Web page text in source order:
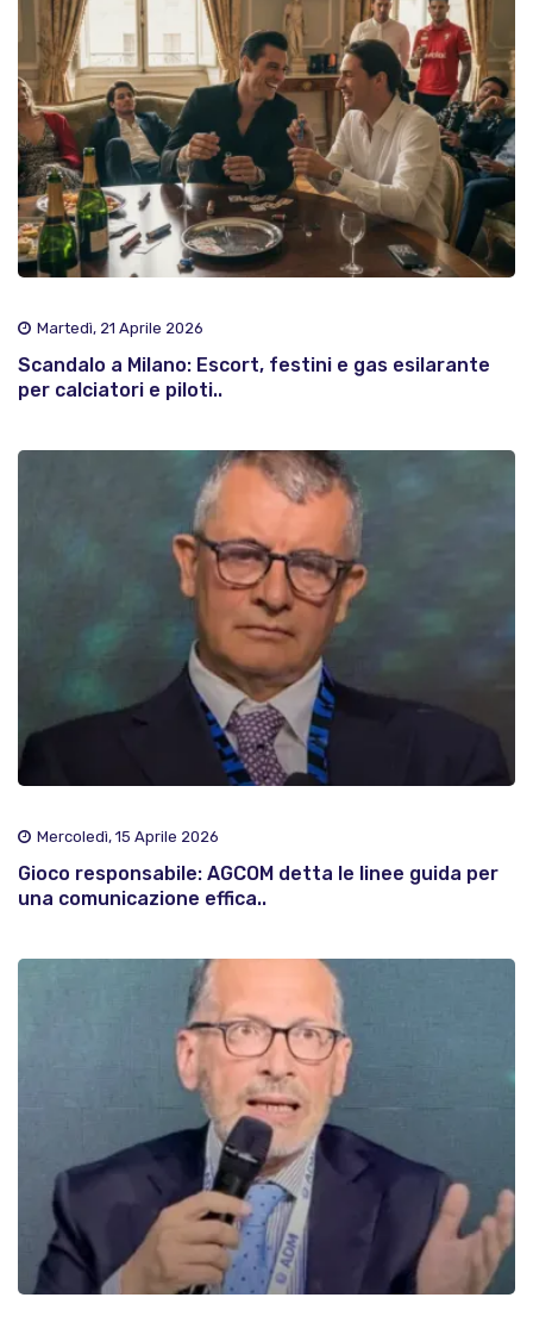
Martedì, 21 Aprile 2026
Scandalo a Milano: Escort, festini e gas esilarante
per calciatori e piloti..
Mercoledì, 15 Aprile 2026
Gioco responsabile: AGCOM detta le linee guida per
una comunicazione effica..